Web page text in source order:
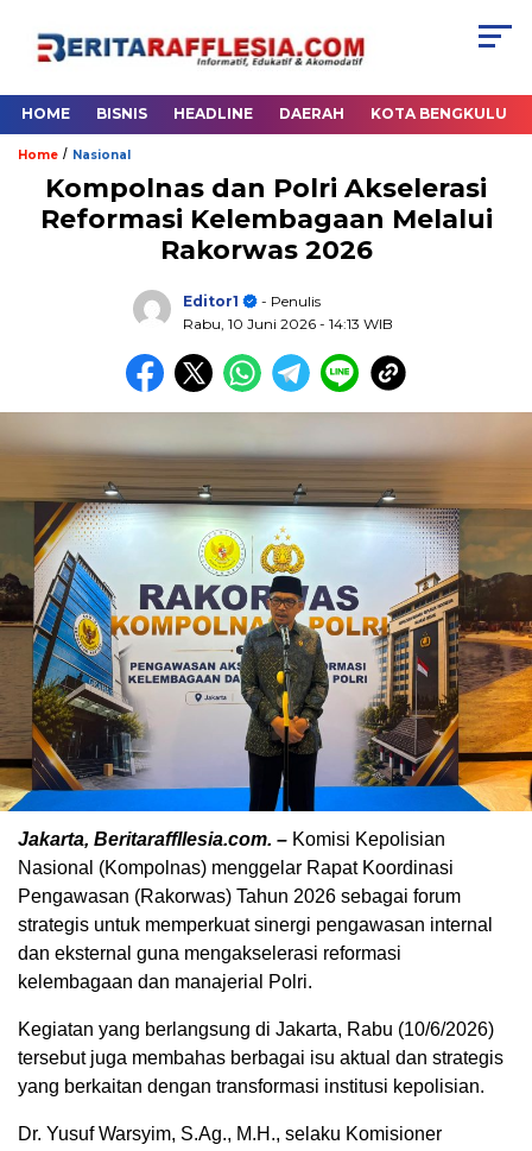
HOME BISNIS HEADLINE DAERAH KOTA BENGKULU
Home / Nasional
Kompolnas dan Polri Akselerasi
Reformasi Kelembagaan Melalui
Rakorwas 2026
Editor1
- Penulis
Rabu, 10 Juni 2026 - 14:13 WIB
Jakarta, Beritaraffllesia.com. – Komisi Kepolisian
Nasional (Kompolnas) menggelar Rapat Koordinasi
Pengawasan (Rakorwas) Tahun 2026 sebagai forum
strategis untuk memperkuat sinergi pengawasan internal
dan eksternal guna mengakselerasi reformasi
kelembagaan dan manajerial Polri.
Kegiatan yang berlangsung di Jakarta, Rabu (10/6/2026)
tersebut juga membahas berbagai isu aktual dan strategis
yang berkaitan dengan transformasi institusi kepolisian.
Dr. Yusuf Warsyim, S.Ag., M.H., selaku Komisioner